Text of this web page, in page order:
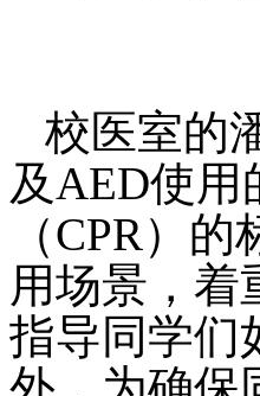
校医室的
及AED使用
（CPR）
用场景，着
指导同学们